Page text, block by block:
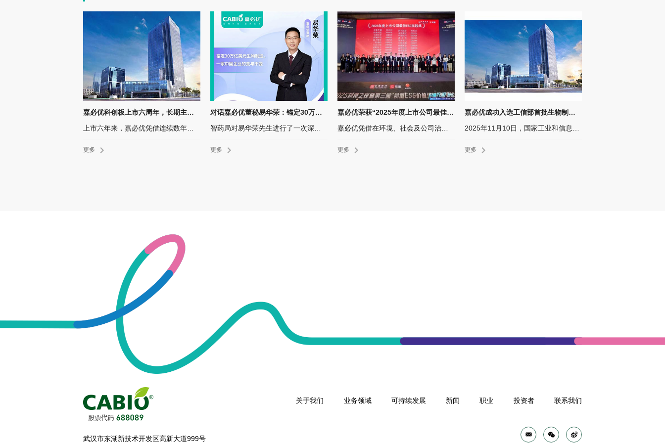
嘉必优科创板上市六周年，长期主义“复利”兑现！
上市六年来，嘉必优凭借连续数年稳健增长的财务表现和不断夯实的核心产品壁垒，划出一条清晰而稳健的增长曲线。
更多
对话嘉必优董秘易华荣：锚定30万亿美元生物制造，一家中国企业的变与不变
智药局对易华荣先生进行了一次深度专访，结合嘉必优发展轨迹、技术布局与产业洞察，全面解析这家“微型跨国公司”如何在不确定性加剧的世界中，以技术定力与生态思维穿越周期，锚定长期价值。
更多
嘉必优荣获“2025年度上市公司最佳ESG实践奖”
嘉必优凭借在环境、社会及公司治理（ESG）领域的持续深耕与优秀实践，荣膺价值在线颁发的“2025年度上市公司最佳ESG实践奖”。
更多
嘉必优成功入选工信部首批生物制造中试能力建设平台公示名单
2025年11月10日，国家工业和信息化部官方网站正式发布了《生物制造中试能力建设平台名单（第一批）公示通知》。嘉必优生物技术（武汉）股份有限公司成功入选该名单。
更多
武汉市东湖新技术开发区高新大道999号
关于我们 业务领域 可持续发展 新闻 职业 投资者 联系我们